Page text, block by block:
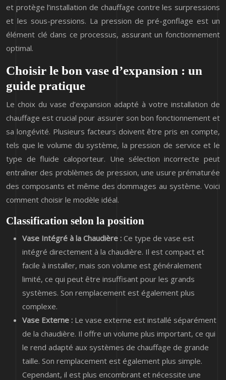
et protège l’installation de chauffage contre les surpressions
et les sous-pressions. La pression de pré-gonflage est un
élément clé dans ce processus, assurant un fonctionnement
optimal.
Choisir le bon vase d’expansion : un
guide pratique
Le choix du vase d’expansion adapté à votre installation de
chauffage est crucial pour assurer son bon fonctionnement et
sa longévité. Plusieurs facteurs doivent être pris en compte,
tels que le volume du système, la pression de service et le
type de fluide caloporteur. Une sélection incorrecte peut
entraîner des problèmes de pression, une usure prématurée
des composants et même des dommages au système. Voici
comment choisir le modèle idéal.
Classification selon la position
Vase Intégré à la Chaudière : Ce type de vase est
intégré directement à la chaudière. Il est compact et
facile à installer, mais son volume est généralement
limité, ce qui peut être insuffisant pour les grands
systèmes. Son remplacement est également plus
complexe.
Vase Externe : Le vase externe est installé séparément
de la chaudière. Il offre un volume plus important, ce qui
le rend adapté aux systèmes de chauffage de grande
taille. Son remplacement est également plus simple.
Cependant, il est plus encombrant et nécessite une